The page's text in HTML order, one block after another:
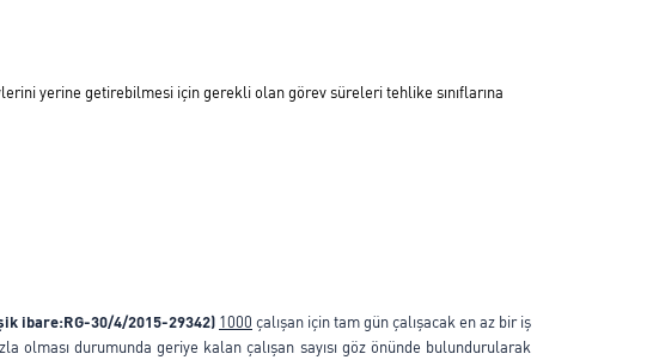
yerine getirebilmesi için gerekli olan görev süreleri tehlike sınıflarına
ibare:RG-30/4/2015-29342) 1000 çalışan için tam gün çalışacak en az bir iş
olması durumunda geriye kalan çalışan sayısı göz önünde bulundurularak